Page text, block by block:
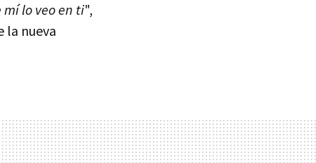
mí lo veo en ti",
la nueva